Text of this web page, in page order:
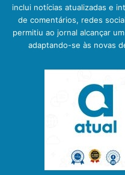
inclui notícias atualizadas e
de comentários, redes
permitiu ao jornal alcançar
adaptando-se às novas